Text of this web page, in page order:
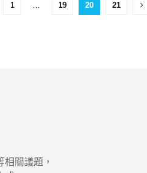
1 19 20 21
關議題，